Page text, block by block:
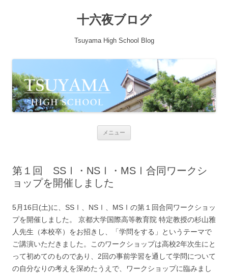
十六夜ブログ
Tsuyama High School Blog
メニュー
第１回 SSⅠ・NSⅠ・MSⅠ合同ワークシ
ョップを開催しました
5月16日(土)に、SSⅠ、NSⅠ、MSⅠの第１回合同ワークショッ
プを開催しました。 京都大学国際高等教育院 特定教授の杉山雅
人先生（本校卒）をお招きし、「学問をする」というテーマで
ご講演いただきました。このワークショップは高校2年次生にと
って初めてのものであり、2回の事前学習を通して学問について
の自分なりの考えを深めたうえで、ワークショップに臨みまし